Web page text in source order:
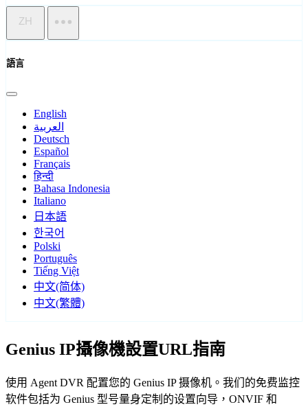
ZH
語言
English
العربية
Deutsch
Español
Français
हिन्दी
Bahasa Indonesia
Italiano
日本語
한국어
Polski
Português
Tiếng Việt
中文(简体)
中文(繁體)
Genius IP攝像機設置URL指南
使用 Agent DVR 配置您的 Genius IP 摄像机。我们的免费监控
软件包括为 Genius 型号量身定制的设置向导，ONVIF 和